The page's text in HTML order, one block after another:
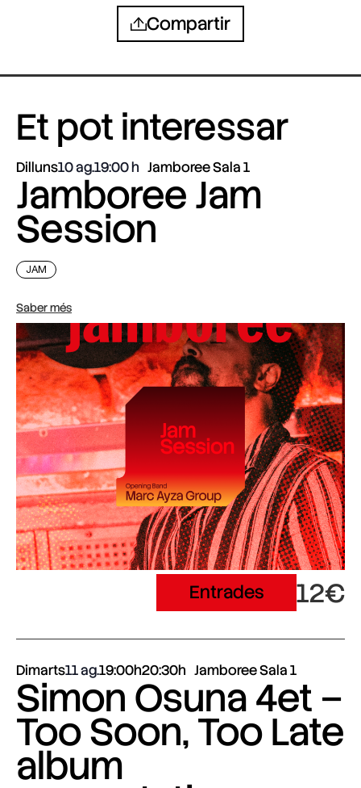
Compartir
Et pot interessar
Dilluns10 ag.19:00 Jamboree Sala 1
Jamboree Jam
Session
JAM
Saber més
Entrades 12€
Dimarts11 ag.19:00h20:30h Jamboree Sala 1
Simon Osuna 4et –
Too Soon, Too Late
album